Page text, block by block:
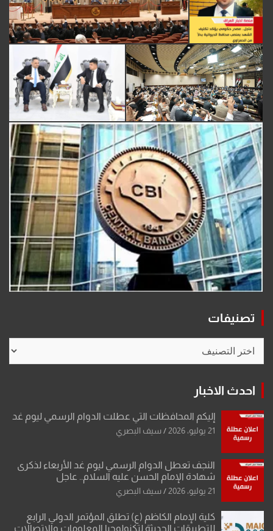
تصنيفات
احدث الاخبار
إليكم المحافظات التي عطلت الدوام الرسمي ليوم غد
21 يوليو، 2026 سيف البصري
النجف تعطل الدوام الرسمي ليوم غد الأربعاء لذكرى
شهادة الإمام الحسن عليه السلام.. عاجل
21 يوليو، 2026 سيف البصري
كلية الإمام الكاظم (ع) تطلق المؤتمر الدولي الرابع
للتطبيقات الحديثة لتكنولوجيا المعلومات والاتصالات